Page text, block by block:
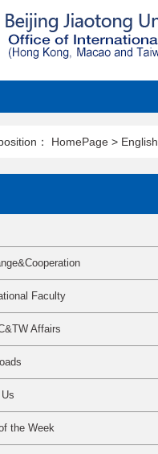
： HomePage > English
Faculty
Affairs
the Week